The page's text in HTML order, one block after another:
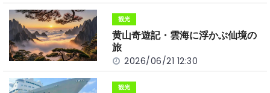
観光
黄山奇遊記・雲海に浮かぶ仙境の
旅
2026/06/21 12:30
観光